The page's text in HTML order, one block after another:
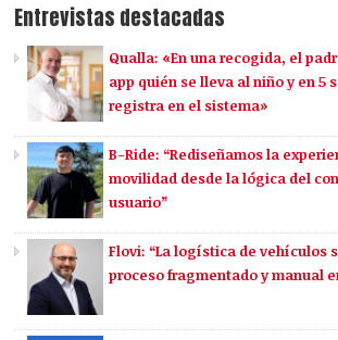
Entrevistas destacadas
Qualla: «En una recogida, el
app quién se lleva al niño y en 5
registra en el sistema»
B-Ride: “Rediseñamos la
movilidad desde la lógica del
usuario”
Flovi: “La logística de vehículos
proceso fragmentado y manual